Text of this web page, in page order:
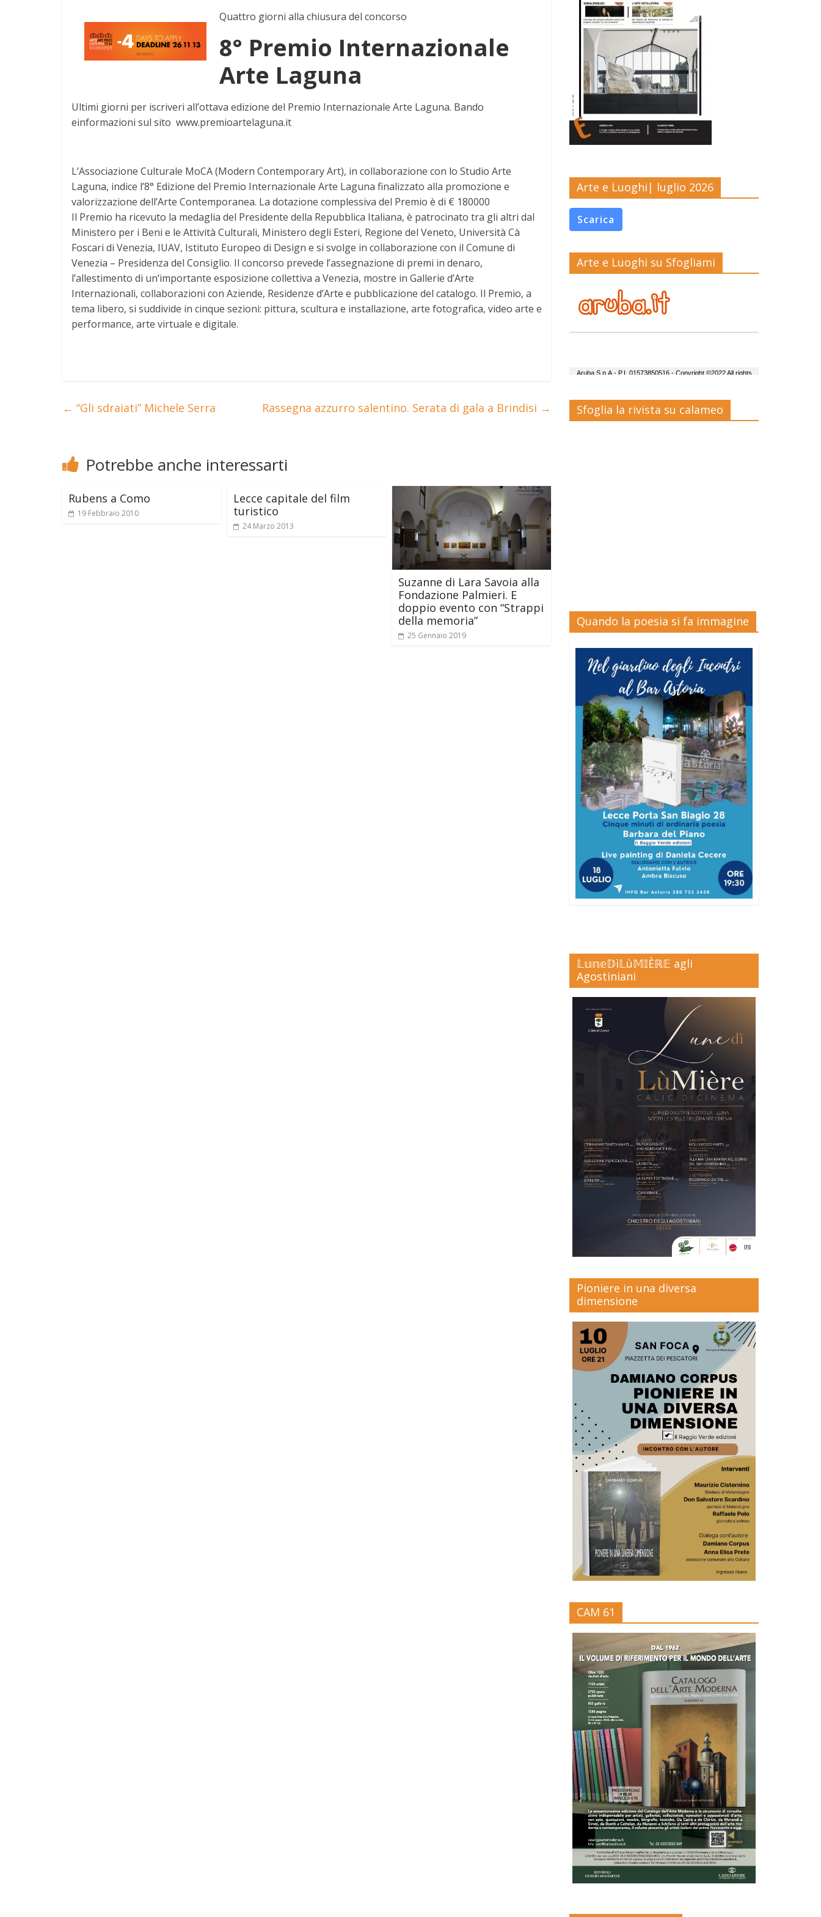
Quattro giorni alla chiusura del concorso
8° Premio Internazionale
Arte Laguna
Ultimi giorni per iscriveri all’ottava edizione del Premio Internazionale Arte Laguna. Bando
einformazioni sul sito www.premioartelaguna.it
L’Associazione Culturale MoCA (Modern Contemporary Art), in collaborazione con lo Studio Arte
Laguna, indice l’8° Edizione del Premio Internazionale Arte Laguna finalizzato alla promozione e
valorizzazione dell’Arte Contemporanea. La dotazione complessiva del Premio è di € 180000
Il Premio ha ricevuto la medaglia del Presidente della Repubblica Italiana, è patrocinato tra gli altri dal
Ministero per i Beni e le Attività Culturali, Ministero degli Esteri, Regione del Veneto, Università Cà
Foscari di Venezia, IUAV, Istituto Europeo di Design e si svolge in collaborazione con il Comune di
Venezia – Presidenza del Consiglio. Il concorso prevede l’assegnazione di premi in denaro,
l’allestimento di un’importante esposizione collettiva a Venezia, mostre in Gallerie d’Arte
Internazionali, collaborazioni con Aziende, Residenze d’Arte e pubblicazione del catalogo. Il Premio, a
tema libero, si suddivide in cinque sezioni: pittura, scultura e installazione, arte fotografica, video arte e
performance, arte virtuale e digitale.
← “Gli sdraiati” Michele Serra Rassegna azzurro salentino. Serata di gala a Brindisi →
Potrebbe anche interessarti
Rubens a Como
19 Febbraio 2010
Lecce capitale del film
turistico
24 Marzo 2013
Suzanne di Lara Savoia alla
Fondazione Palmieri. E
doppio evento con “Strappi
della memoria”
25 Gennaio 2019
Arte e Luoghi| luglio 2026
Scarica
Arte e Luoghi su Sfogliami
Sfoglia la rivista su calameo
Quando la poesia si fa immagine
𝕃𝕦𝕟𝕖𝔻ì𝕃ù𝕄𝕀Èℝ𝔼 agli
Agostiniani
Pioniere in una diversa
dimensione
CAM 61